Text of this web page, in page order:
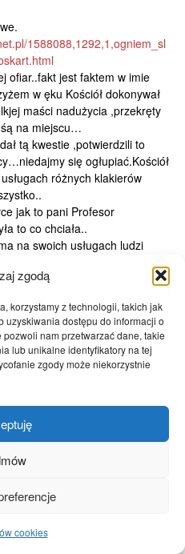
zgodą
korzystamy z technologii, takich jak
dostępu do informacji o
nam przetwarzać dane, takie
lub unikalne identyfikatory na tej
zgody może niekorzystnie
cookies
1588088,1292,1,ogniem_sl
ofiar..fakt jest faktem w imie
w ęku Kościół dokonywał
maści nadużycia ,przekręty
śą na miejscu…
tą kwestie ,potwierdzili to
się ogłupiać.Kościół
różnych klakierów
jak to pani Profesor
to co chciała..
na swoich usługach ludzi
katolikiem i należę do
skoro jestem w kościele to
jak miliony wiernych
teoria, bardzo ciekawa…